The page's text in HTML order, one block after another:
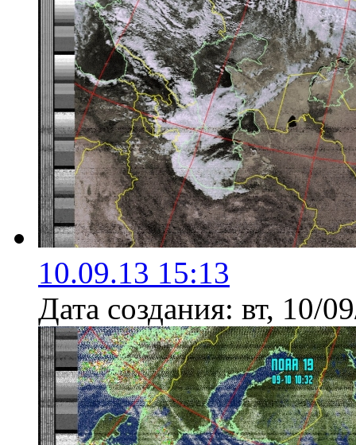
10.09.13 15:13
Дата создания: вт, 10/